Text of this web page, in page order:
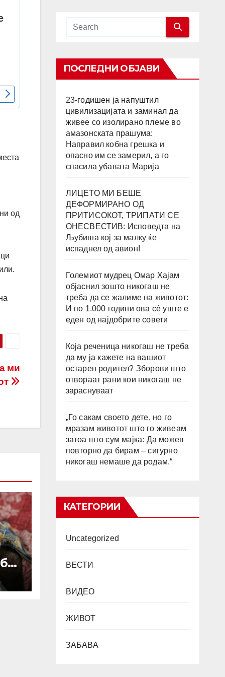
од
ми
ПОСЛЕДНИ ОБЈАВИ
23-годишен ја напуштил
цивилизацијата и заминал да
живее со изолирано племе во
амазонската прашума:
Направил кобна грешка и
опасно им се замерил, а го
спасила убавата Марија
ЛИЦЕТО МИ БЕШЕ
ДЕФОРМИРАНО ОД
ПРИТИСОКОТ, ТРИПАТИ СЕ
ОНЕСВЕСТИВ: Исповедта на
Љубиша кој за малку ќе
испаднел од авион!
Големиот мудрец Омар Хајам
објаснил зошто никогаш не
треба да се жалиме на животот:
И по 1.000 години ова сè уште е
еден од најдобрите совети
Која реченица никогаш не треба
да му ја кажете на вашиот
остарен родител? Зборови што
отвораат рани кои никогаш не
зараснуваат
„Го сакам своето дете, но го
мразам животот што го живеам
затоа што сум мајка: Да можев
повторно да бирам – сигурно
никогаш немаше да родам.“
КАТЕГОРИИ
Uncategorized
ВЕСТИ
ВИДЕО
ЖИВОТ
ЗАБАВА